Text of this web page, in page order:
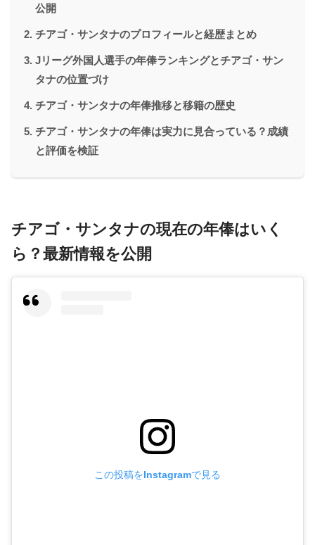
公開
チアゴ・サンタナのプロフィールと経歴まとめ
Jリーグ外国人選手の年俸ランキングとチアゴ・サン
タナの位置づけ
チアゴ・サンタナの年俸推移と移籍の歴史
チアゴ・サンタナの年俸は実力に見合っている？成績
と評価を検証
チアゴ・サンタナの現在の年俸はいく
ら？最新情報を公開
この投稿をInstagramで見る